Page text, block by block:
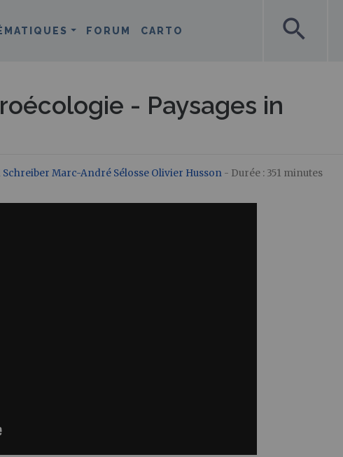
FORUM CARTO search
- Paysages in
Marc-André Sélosse Olivier Husson - Durée : 351 minutes